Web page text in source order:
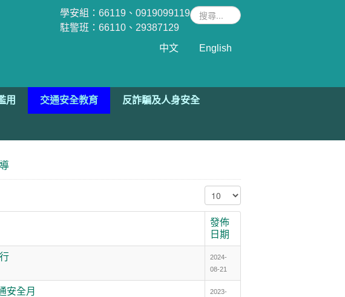
學安組：66119、0919099119
駐警班 ：66110、29387129
中文
English
用 交通安全教育 反詐騙及人身安全
顯示數目
發佈
日期
2024-
08-21
安全月
2023-